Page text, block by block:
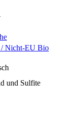
Nicht-EU Bio
und Sulfite